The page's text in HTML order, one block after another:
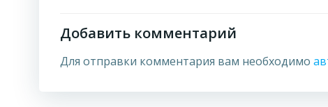
Добавить комментарий
Для отправки комментария вам необходимо